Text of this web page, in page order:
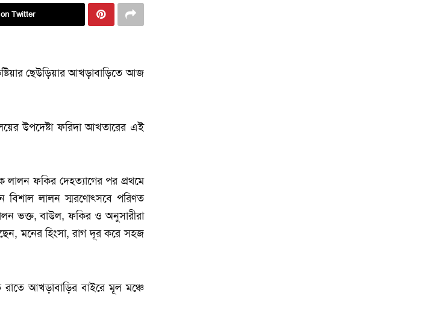
Twitter
ছেউড়িয়ার আখড়াবাড়িতে আজ
উপদেষ্টা ফরিদা আখতারের এই
ফকির দেহত্যাগের পর প্রথমে
লালন স্মরণোৎসবে পরিণত
ভক্ত, বাউল, ফকির ও অনুসারীরা
মনের হিংসা, রাগ দূর করে সহজ
আখড়াবাড়ির বাইরে মূল মঞ্চে